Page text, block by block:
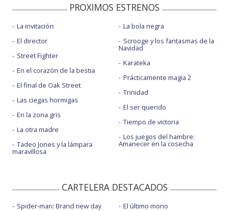
PROXIMOS ESTRENOS
La invitación
El director
Street Fighter
En el corazón de la bestia
El final de Oak Street
Las ciegas hormigas
En la zona gris
La otra madre
Tadeo Jones y la lámpara
maravillosa
La bola negra
Scrooge y los fantasmas de la
Navidad
Karateka
Prácticamente magia 2
Trinidad
El ser querido
Tiempo de victoria
Los juegos del hambre:
Amanecer en la cosecha
CARTELERA DESTACADOS
Spider-man: Brand new day
El último mono